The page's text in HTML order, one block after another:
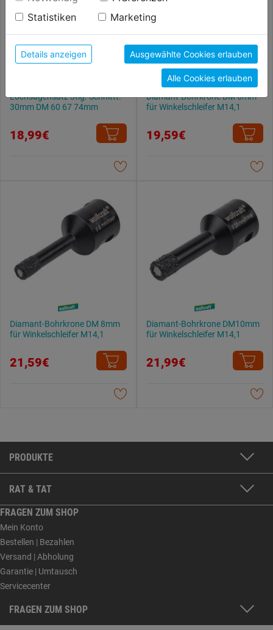
Lochsägensatz 3tlg. Schnittt.
30mm DM 60 67 74mm
18,99€
Diamant-Bohrkrone DM 6mm
für Winkelschleifer M14,1
19,59€
Diamant-Bohrkrone DM 8mm
für Winkelschleifer M14,1
21,59€
Diamant-Bohrkrone DM10mm
für Winkelschleifer M14,1
21,99€
PRODUKTE
RAT & TAT
FRAGEN ZUM SHOP
Mein Konto
Bestellen | Bezahlen
Versand | Abholung
Garantie | Umtausch
Servicecenter
FRAGEN ZUM SHOP
unter anderem auch in den USA, verarbeitet.
Durch Klick auf "Alle Cookies erlauben" stimmst du
der Verwendung aller Cookies zu. Unter "Details
anzeigen" findest du alle Infos zu den
unterschiedlichen Cookies, unter "Cookies
Konfigurieren" kannst du auswählen, welche Cookies
du zulassen möchtest und welche nicht.
Weitere Informationen findest du in unserer
Datenschutzerklärung.
Statistiken
Marketing
Details anzeigen Ausgewählte Cookies erlauben
Alle Cookies erlauben